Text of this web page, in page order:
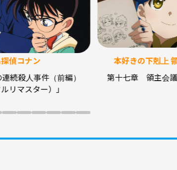
偵コナン
続殺人事件（前編）
ルリマスター）」
本好きの下剋上
第十七章 領主会